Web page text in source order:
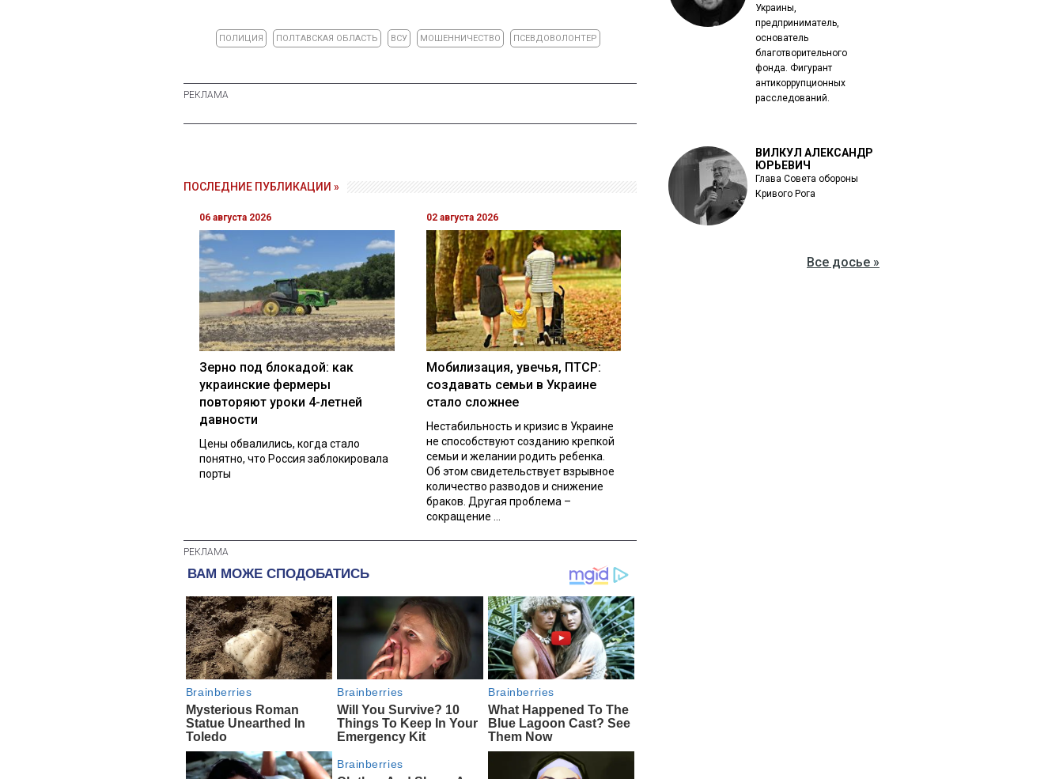
ПОЛИЦИЯ ПОЛТАВСКАЯ ОБЛАСТЬ ВСУ МОШЕННИЧЕСТВО ПСЕВДОВОЛОНТЕР
ПОСЛЕДНИЕ ПУБЛИКАЦИИ »
06 августа 2026
Зерно под блокадой: как
украинские фермеры
повторяют уроки 4-летней
давности
Цены обвалились, когда стало
понятно, что Россия заблокировала
порты
02 августа 2026
Мобилизация, увечья, ПТСР:
создавать семьи в Украине
стало сложнее
Нестабильность и кризис в Украине
не способствуют созданию крепкой
семьи и желании родить ребенка.
Об этом свидетельствует взрывное
количество разводов и снижение
браков. Другая проблема –
сокращение ...
Украины,
предприниматель,
основатель
благотворительного
фонда. Фигурант
антикоррупционных
расследований.
ВИЛКУЛ АЛЕКСАНДР
ЮРЬЕВИЧ
Глава Совета обороны
Кривого Рога
Все досье »